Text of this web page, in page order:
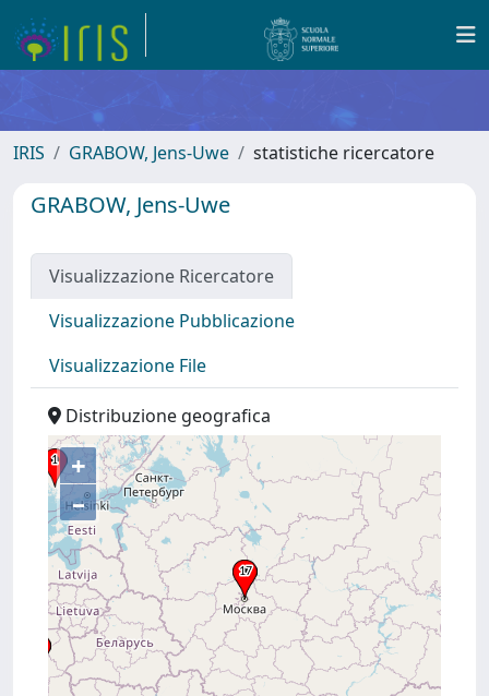
IRIS GRABOW, Jens-Uwe statistiche ricercatore
GRABOW, Jens-Uwe
Visualizzazione Ricercatore
Visualizzazione Pubblicazione
Visualizzazione File
Distribuzione geografica
+
–